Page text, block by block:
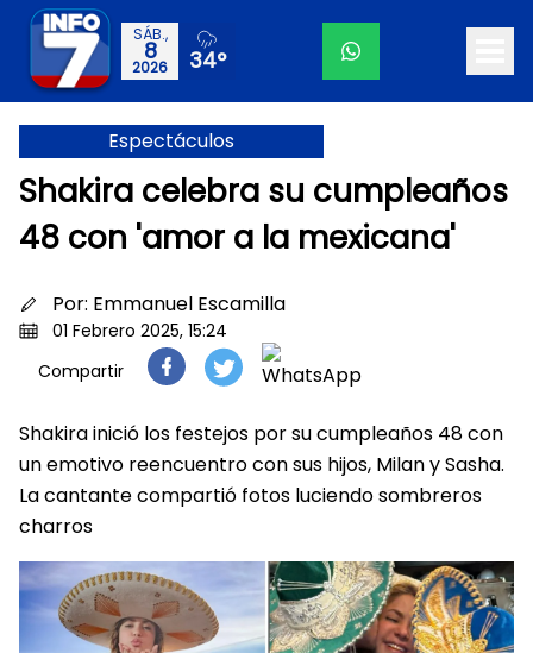
SÁB.,
8
2026 34°
Espectáculos
Shakira celebra su cumpleaños
48 con 'amor a la mexicana'
Por: Emmanuel Escamilla
01 Febrero 2025, 15:24
Compartir
Shakira inició los festejos por su cumpleaños 48 con
un emotivo reencuentro con sus hijos, Milan y Sasha.
La cantante compartió fotos luciendo sombreros
charros